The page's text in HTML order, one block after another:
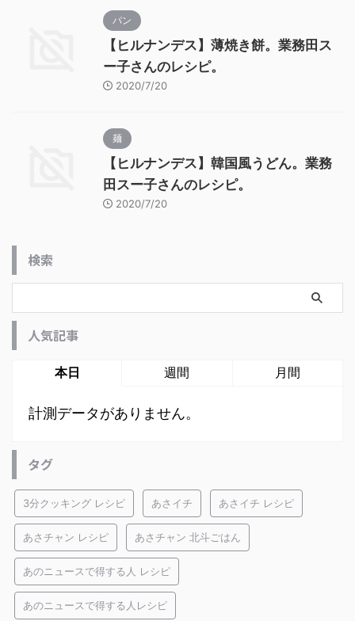
パン
【ヒルナンデス】薄焼き餅。業務田ス
ー子さんのレシピ。
2020/7/20
麺
【ヒルナンデス】韓国風うどん。業務
田スー子さんのレシピ。
2020/7/20
検索
人気記事
本日 週間 月間
計測データがありません。
タグ
3分クッキング レシピ あさイチ あさイチ レシピ
あさチャン レシピ あさチャン 北斗ごはん
あのニュースで得する人 レシピ
あのニュースで得する人レシピ